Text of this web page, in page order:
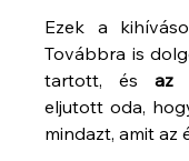
Ezek a
Továbbra is
tartott, és az
eljutott oda,
mindazt, amit az